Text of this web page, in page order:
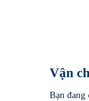
Vận
Bạn đang